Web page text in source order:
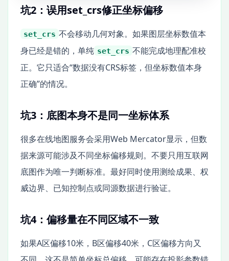
坑2：误用set_crs修正坐标偏移
set_crs 不会移动几何对象。如果图层坐标数值本
身已经是错的，单纯 set_crs 不能完成地理配准校
正。它只适合“数据没有CRS标签，但坐标数值本身
正确”的情况。
坑3：底图本身不是同一坐标体系
很多在线地图服务会采用Web Mercator显示，但数
据来源可能涉及不同坐标偏移规则。不要只用互联网
底图作为唯一判断标准。最好同时使用测绘成果、权
威边界、已知控制点或同源数据进行验证。
坑4：偏移量在不同区域不一致
如果A区偏移10米，B区偏移40米，C区偏移方向又